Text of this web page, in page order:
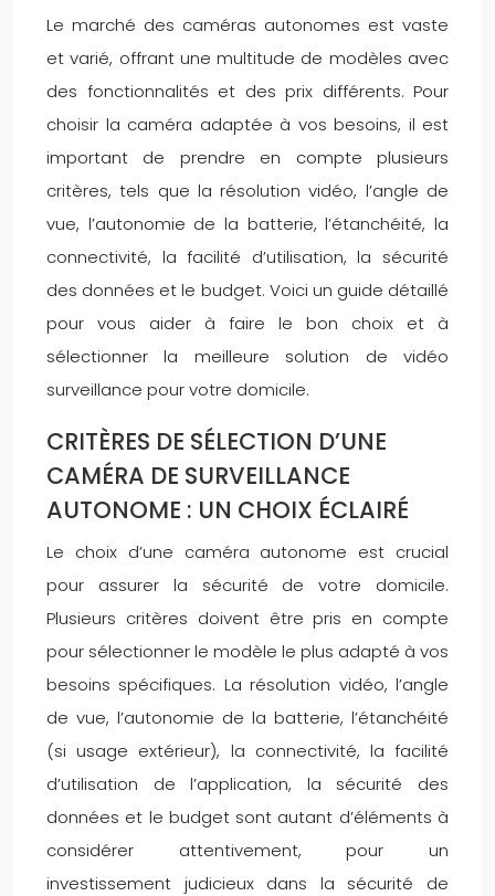
Le marché des caméras autonomes est vaste
et varié, offrant une multitude de modèles avec
des fonctionnalités et des prix différents. Pour
choisir la caméra adaptée à vos besoins, il est
important de prendre en compte plusieurs
critères, tels que la résolution vidéo, l’angle de
vue, l’autonomie de la batterie, l’étanchéité, la
connectivité, la facilité d’utilisation, la sécurité
des données et le budget. Voici un guide détaillé
pour vous aider à faire le bon choix et à
sélectionner la meilleure solution de vidéo
surveillance pour votre domicile.
CRITÈRES DE SÉLECTION D’UNE
CAMÉRA DE SURVEILLANCE
AUTONOME : UN CHOIX ÉCLAIRÉ
Le choix d’une caméra autonome est crucial
pour assurer la sécurité de votre domicile.
Plusieurs critères doivent être pris en compte
pour sélectionner le modèle le plus adapté à vos
besoins spécifiques. La résolution vidéo, l’angle
de vue, l’autonomie de la batterie, l’étanchéité
(si usage extérieur), la connectivité, la facilité
d’utilisation de l’application, la sécurité des
données et le budget sont autant d’éléments à
considérer attentivement, pour un
investissement judicieux dans la sécurité de